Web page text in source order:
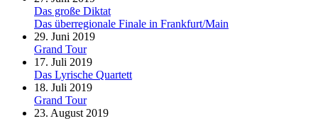
Das große Diktat
Das überregionale Finale in Frankfurt/Main
29. Juni 2019
Grand Tour
17. Juli 2019
Das Lyrische Quartett
18. Juli 2019
Grand Tour
23. August 2019